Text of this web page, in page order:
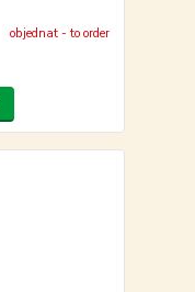
objednat - to order